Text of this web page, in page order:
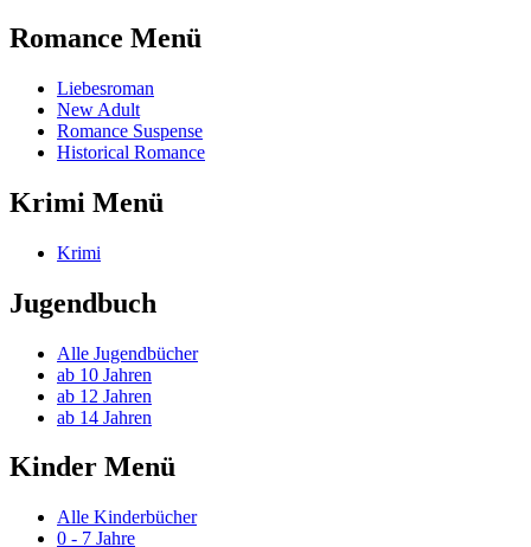
Romance Menü
Liebesroman
New Adult
Romance Suspense
Historical Romance
Krimi Menü
Krimi
Jugendbuch
Alle Jugendbücher
ab 10 Jahren
ab 12 Jahren
ab 14 Jahren
Kinder Menü
Alle Kinderbücher
0 - 7 Jahre